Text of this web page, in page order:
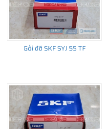
quyền SKF
chính hãng chất lượng cao
Gối đỡ SKF SYJ 55 TF